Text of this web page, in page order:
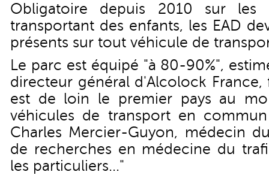
Obligatoire depuis 2010 sur
transportant des enfants, les EAD
présents sur tout véhicule de
Le parc est équipé "à 80-90%",
directeur général d'Alcolock France,
est de loin le premier pays au
véhicules de transport en
Charles Mercier-Guyon, médecin
de recherches en médecine du
les particuliers..."